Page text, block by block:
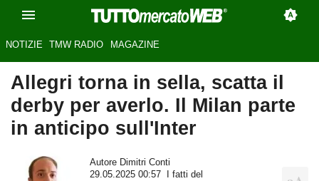
NOTIZIE TMW RADIO MAGAZINE
Allegri torna in sella, scatta il
derby per averlo. Il Milan parte
in anticipo sull'Inter
Autore Dimitri Conti
29.05.2025 00:57
I fatti del